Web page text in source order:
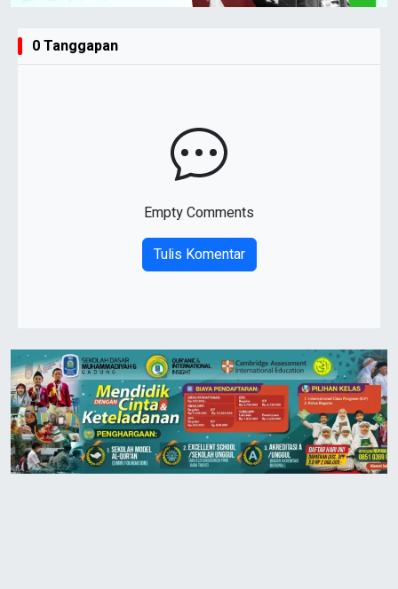
0 Tanggapan
Empty Comments
Tulis Komentar